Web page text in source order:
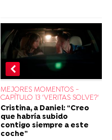
MEJORES MOMENTOS -
CAPÍTULO 13 'VERITAS SOLVE?'
Cristina, a Daniel: “Creo
que habría subido
contigo siempre a este
coche”